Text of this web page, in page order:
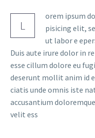
L
orem ipsum
pisicing elit,
ut labor e
Duis aute irure dolor in
esse cillum dolore eu
deserunt mollit anim id
ciatis unde omnis iste
accusantium
velit ess